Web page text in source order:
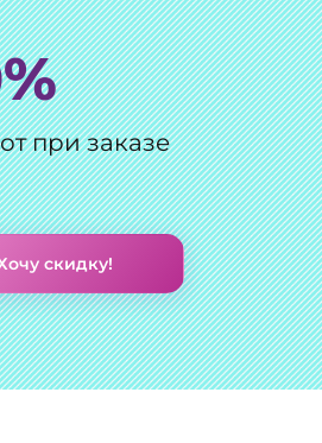
при заказе
скидку!